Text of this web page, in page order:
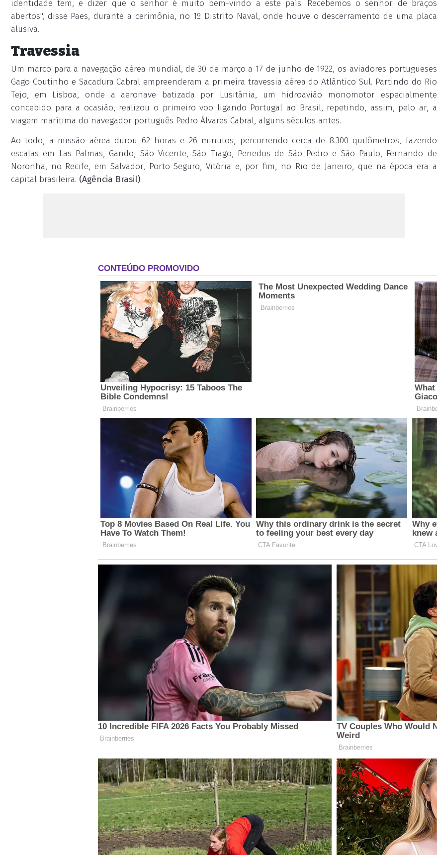
identidade tem, e dizer que o senhor é muito bem-vindo a este país. Recebemos o senhor de braços
abertos", disse Paes, durante a cerimônia, no 1º Distrito Naval, onde houve o descerramento de uma placa
alusiva.
Travessia
Um marco para a navegação aérea mundial, de 30 de março a 17 de junho de 1922, os aviadores portugueses
Gago Coutinho e Sacadura Cabral empreenderam a primeira travessia aérea do Atlântico Sul. Partindo do Rio
Tejo, em Lisboa, onde a aeronave batizada por Lusitânia, um hidroavião monomotor especialmente
concebido para a ocasião, realizou o primeiro voo ligando Portugal ao Brasil, repetindo, assim, pelo ar, a
viagem marítima do navegador português Pedro Álvares Cabral, alguns séculos antes.
Ao todo, a missão aérea durou 62 horas e 26 minutos, percorrendo cerca de 8.300 quilômetros, fazendo
escalas em Las Palmas, Gando, São Vicente, São Tiago, Penedos de São Pedro e São Paulo, Fernando de
Noronha, no Recife, em Salvador, Porto Seguro, Vitória e, por fim, no Rio de Janeiro, que na época era a
capital brasileira. (Agência Brasil)